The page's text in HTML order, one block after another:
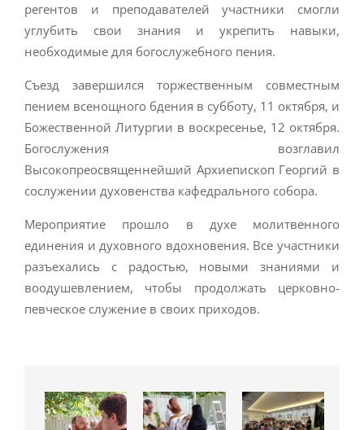
регентов и преподавателей участники смогли
углубить свои знания и укрепить навыки,
необходимые для богослужебного пения.
Съезд завершился торжественным совместным
пением всенощного бдения в субботу, 11 октября, и
Божественной Литургии в воскресенье, 12 октября.
Богослужения возглавил
Высокопреосвященнейший Архиепископ Георгий в
сослужении духовенства кафедрального собора.
Мероприятие прошло в духе молитвенного
единения и духовного вдохновения. Все участники
разъехались с радостью, новыми знаниями и
воодушевлением, чтобы продолжать церковно-
певческое служение в своих приходов.